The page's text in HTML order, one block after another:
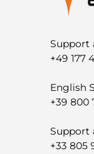
Support
+49 177
English
+39 800
Support
+33 805